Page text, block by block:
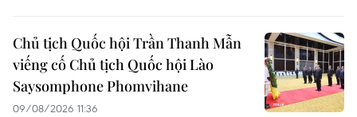
Chủ tịch Quốc hội Trần Thanh Mẫn
viếng cố Chủ tịch Quốc hội Lào
Saysomphone Phomvihane
09/08/2026 11:36